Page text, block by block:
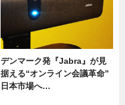
デンマーク発『Jabra』が見
据える“オンライン会議革命”
日本市場へ…